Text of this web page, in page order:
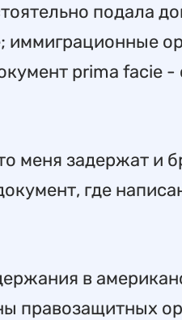
подала
иммиграционные
prima facie -
меня задержат и
где
в
правозащитных